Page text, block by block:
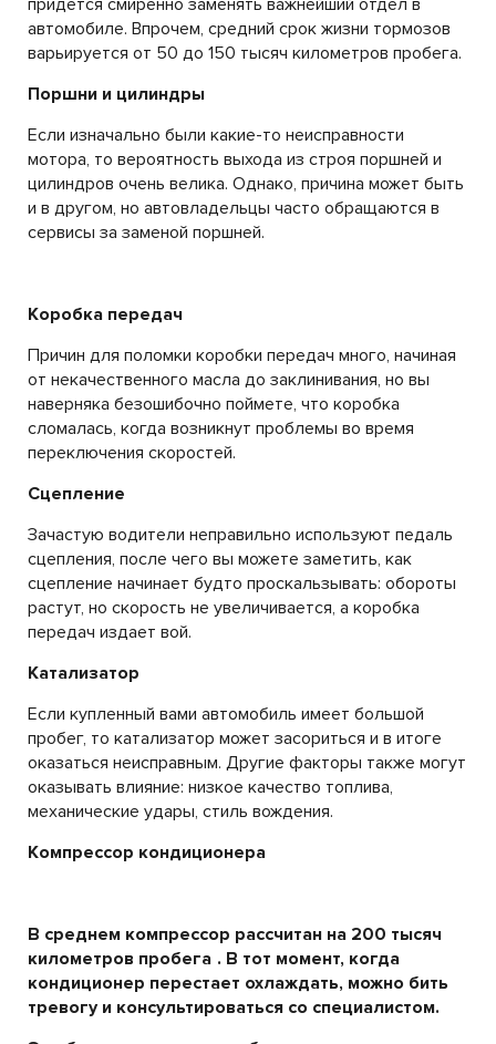
придется смиренно заменять важнейший отдел в
автомобиле. Впрочем, средний срок жизни тормозов
варьируется от 50 до 150 тысяч километров пробега.
Поршни и цилиндры
Если изначально были какие-то неисправности
мотора, то вероятность выхода из строя поршней и
цилиндров очень велика. Однако, причина может быть
и в другом, но автовладельцы часто обращаются в
сервисы за заменой поршней.
Коробка передач
Причин для поломки коробки передач много, начиная
от некачественного масла до заклинивания, но вы
наверняка безошибочно поймете, что коробка
сломалась, когда возникнут проблемы во время
переключения скоростей.
Сцепление
Зачастую водители неправильно используют педаль
сцепления, после чего вы можете заметить, как
сцепление начинает будто проскальзывать: обороты
растут, но скорость не увеличивается, а коробка
передач издает вой.
Катализатор
Если купленный вами автомобиль имеет большой
пробег, то катализатор может засориться и в итоге
оказаться неисправным. Другие факторы также могут
оказывать влияние: низкое качество топлива,
механические удары, стиль вождения.
Компрессор кондиционера
В среднем компрессор рассчитан на 200 тысяч
километров пробега . В тот момент, когда
кондиционер перестает охлаждать, можно бить
тревогу и консультироваться со специалистом.